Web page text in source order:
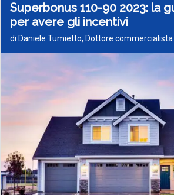
Superbonus 110-90 2023: la
per avere gli incentivi
di Daniele Tumietto, Dottore commercialista